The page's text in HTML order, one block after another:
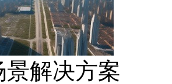
景解决方案